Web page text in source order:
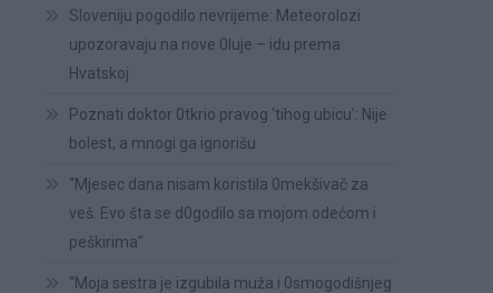
Sloveniju pogodilo nevrijeme: Meteorolozi
upozoravaju na nove 0luje – idu prema
Hvatskoj
Poznati doktor 0tkrio pravog ‘tihog ubicu’: Nije
bolest, a mnogi ga ignorišu
“Mjesec dana nisam koristila 0mekšivač za
veš. Evo šta se d0godilo sa mojom odećom i
peškirima”
“Moja sestra je izgubila muža i 0smogodišnjeg